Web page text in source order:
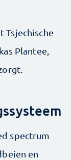
Plantee,
spectrum
en